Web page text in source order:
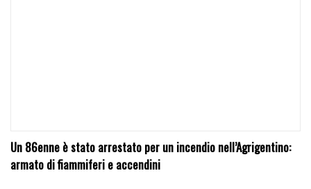
Un 86enne è stato arrestato per un incendio nell’Agrigentino:
armato di fiammiferi e accendini